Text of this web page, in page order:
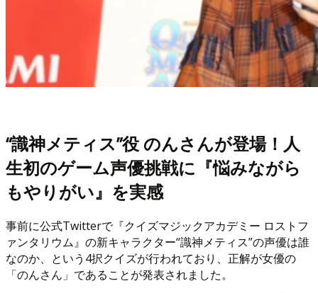
“識神メティス”役 のんさんが登場！人
生初のゲーム声優挑戦に『悩みながら
もやりがい』を実感
事前に公式Twitterで『クイズマジックアカデミー ロストフ
ァンタリウム』の新キャラクター“識神メティス”の声優は誰
なのか、という4択クイズが行われており、正解が女優の
「のんさん」であることが発表されました。